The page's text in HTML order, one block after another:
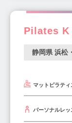
Pilates K
静岡県 浜松
マットピラティ
パーソナルレッ